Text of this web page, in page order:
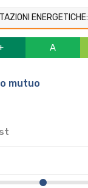
ENERGETICHE:
A
mutuo